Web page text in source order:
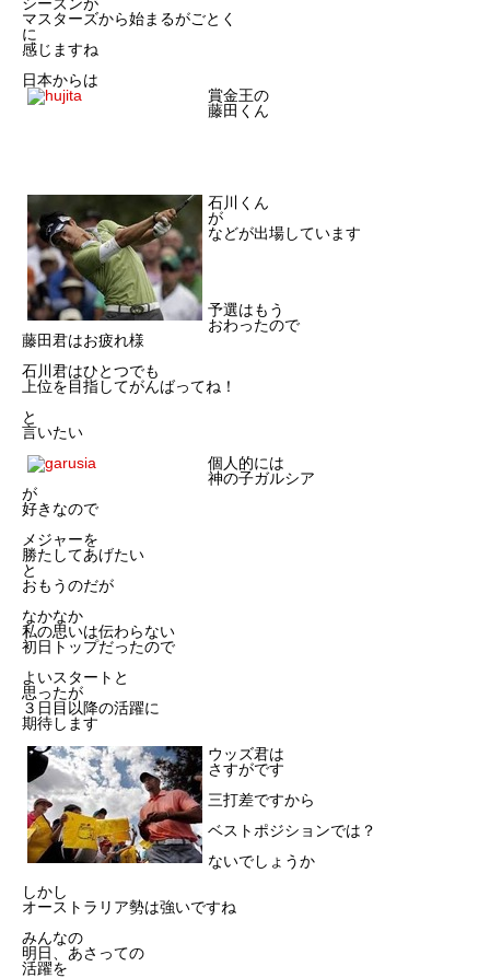
マスターズから始まるがごとく
に
感じますね
日本からは
賞金王の
藤田くん
石川くん
が
などが出場しています
予選はもう
おわったので
藤田君はお疲れ様
石川君はひとつでも
上位を目指してがんばってね！
と
言いたい
個人的には
神の子ガルシア
が
好きなので
メジャーを
勝たしてあげたい
と
おもうのだが
なかなか
私の思いは伝わらない
初日トップだったので
よいスタートと
思ったが
３日目以降の活躍に
期待します
ウッズ君は
さすがです
三打差ですから
ベストポジションでは？
ないでしょうか
しかし
オーストラリア勢は強いですね
みんなの
明日、あさっての
活躍を